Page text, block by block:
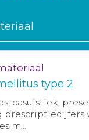
type 2
casuïstiek,
prescriptiecijfers
m...